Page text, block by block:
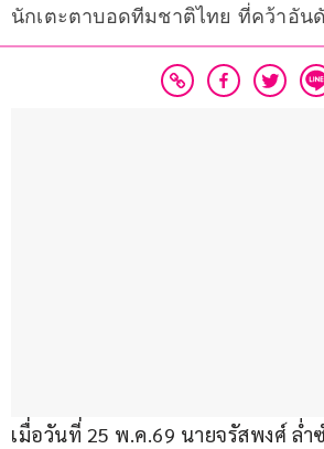
นักเตะตาบอดทีมชาติไทย ที่คว้าอันดั
เมื่อวันที่ 25 พ.ค.69 นายจรัสพงศ์ ล่ำ